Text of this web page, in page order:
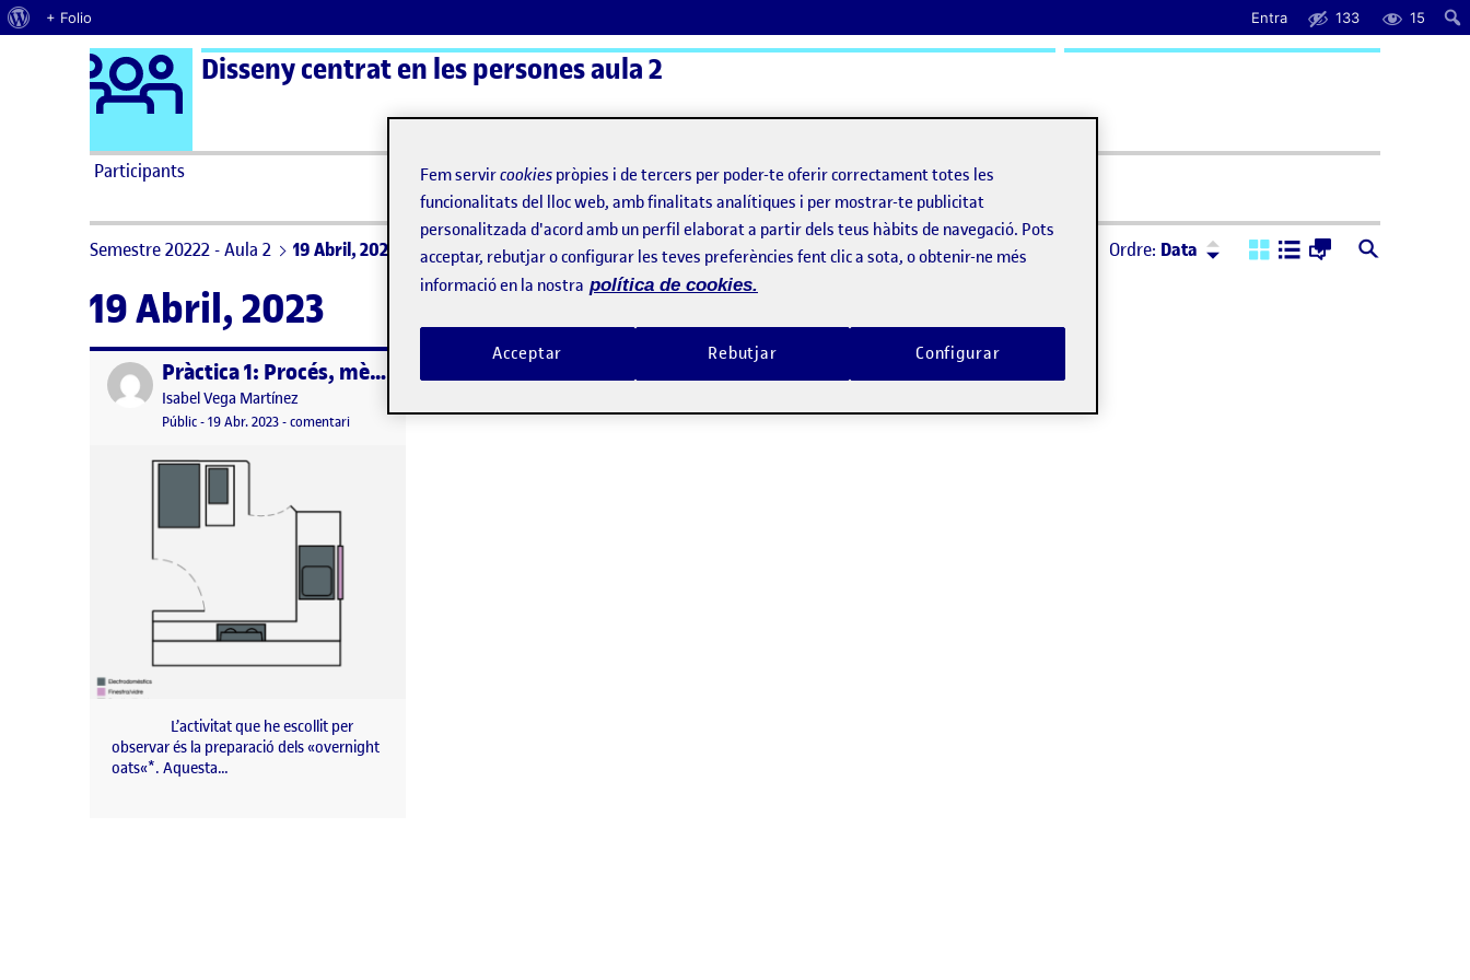
Quant al WordPress
+ Folio Entra 133 15
Saltar al contingut Logo Ágora
Disseny centrat en les persones aula 2
Participants ActiFolios Ajuda
Semestre 20222 - Aula 2 19 Abril, 2023 Ordre: Data Ordre: Descendent
19 Abril, 2023
Publicat per Pràctica 1: Procés, mètodes i espai personal
Publicat per
Isabel Vega Martínez
Visibilitat:
Públic-Data de publicació
19 Abr. 2023-comentariel Pràctica 1: Procés, mètodes i espai personal
L’activitat que he escollit per
observar és la preparació dels «overnight
oats«*. Aquesta…
Fem servircookies pròpies i de tercers per poder-te oferir correctament totes les
funcionalitats del lloc web, amb finalitats analítiques i per mostrar-te publicitat
personalitzada d'acord amb un perfil elaborat a partir dels teus hàbits de navegació. Pots
acceptar, rebutjar o configurar les teves preferències fent clic a sota, o obtenir-ne més
informació en la nostra política de cookies.
Rebutjar
Acceptar Configurar